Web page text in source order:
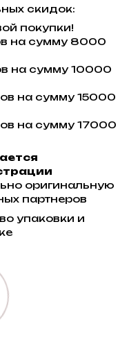
скидок:
покупки!
на сумму 8000
на сумму 10000
на сумму 15000
на сумму 17000
оригинальную
партнеров
упаковки и